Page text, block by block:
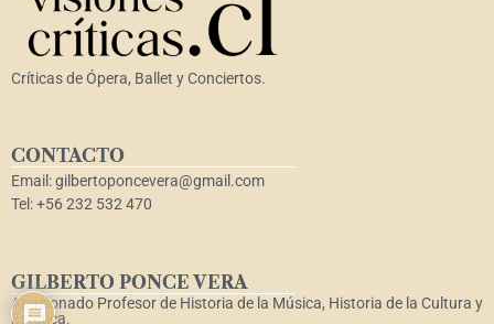
Críticas de Ópera, Ballet y Conciertos.
CONTACTO
Email: gilbertoponcevera@gmail.com
Tel: +56 232 532 470
GILBERTO PONCE VERA
Apasionado Profesor de Historia de la Música, Historia de la Cultura y
Estética.